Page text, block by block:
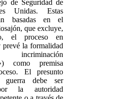
de Seguridad de
Unidas. Estas
basadas en el
que excluye,
el proceso en
prevé la formalidad
como premisa
El presunto
guerra debe ser
la autoridad